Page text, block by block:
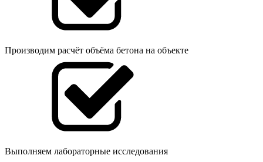
Производим расчёт объёма бетона на объекте
Выполняем лабораторные исследования